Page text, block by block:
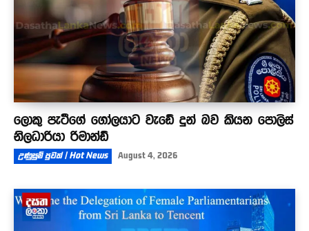
ලොකු පැටීගේ ගෝලයාට වැඩේ දුන් බව කියන පොලිස්
නිලධාරියා රිමාන්ඩ්
උණුසුම් පුවත් | Hot News August 4, 2026